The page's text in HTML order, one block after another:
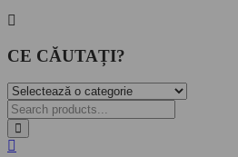
CE CĂUTAȚI?